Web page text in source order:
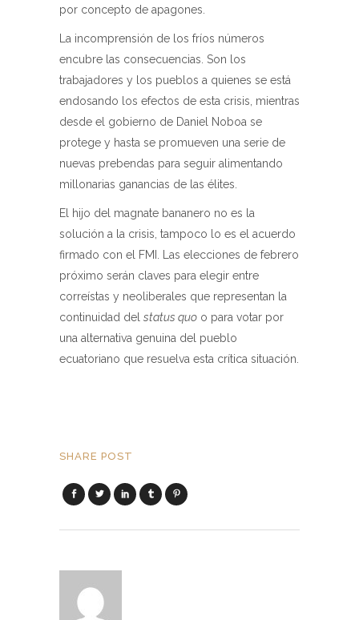
por concepto de apagones.
La incomprensión de los fríos números
encubre las consecuencias. Son los
trabajadores y los pueblos a quienes se está
endosando los efectos de esta crisis, mientras
desde el gobierno de Daniel Noboa se
protege y hasta se promueven una serie de
nuevas prebendas para seguir alimentando
millonarias ganancias de las élites.
El hijo del magnate bananero no es la
solución a la crisis, tampoco lo es el acuerdo
firmado con el FMI. Las elecciones de febrero
próximo serán claves para elegir entre
correístas y neoliberales que representan la
continuidad del status quo o para votar por
una alternativa genuina del pueblo
ecuatoriano que resuelva esta crítica situación.
SHARE POST